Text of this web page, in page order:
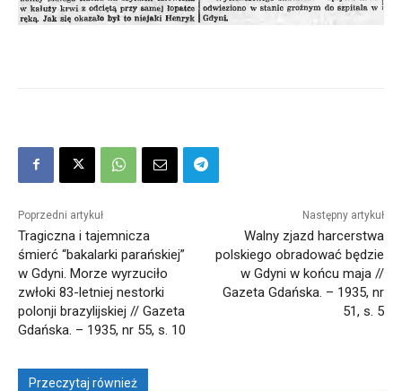
Poprzedni artykuł
Tragiczna i tajemnicza
śmierć “bakalarki parańskiej”
w Gdyni. Morze wyrzuciło
zwłoki 83-letniej nestorki
polonji brazylijskiej // Gazeta
Gdańska. – 1935, nr 55, s. 10
Następny artykuł
Walny zjazd harcerstwa
polskiego obradować będzie
w Gdyni w końcu maja //
Gazeta Gdańska. – 1935, nr
51, s. 5
Przeczytaj również